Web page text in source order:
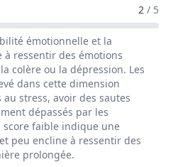
Métier De Chargé / 2 / 5
émotionnelle et la
ressentir des émotions
colère ou la dépression. Les
dans cette dimension
stress, avoir des sautes
dépassés par les
score faible indique une
peu encline à ressentir des
prolongée.